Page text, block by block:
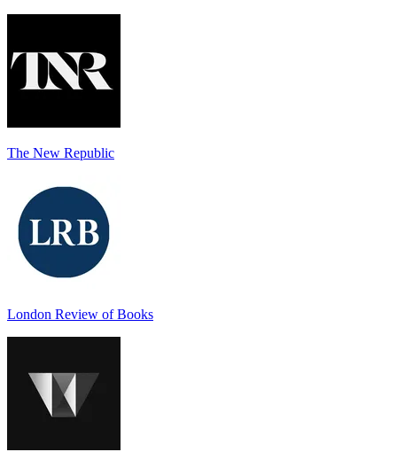
The New Republic
London Review of Books